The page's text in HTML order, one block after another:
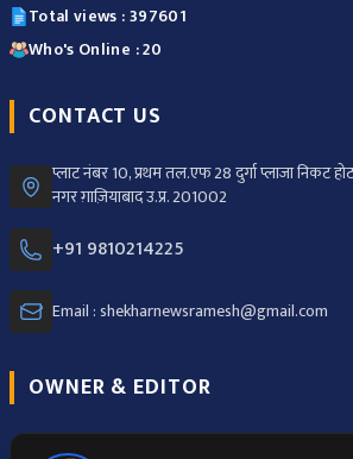
Total views : 397601
Who's Online : 20
CONTACT US
प्लाट नंबर 10, प्रथम तल.एफ 28 दुर्गा प्लाजा निकट
नगर ग़ाज़ियाबाद उ.प्र. 201002
+91 9810214225
Email : shekharnewsramesh@gmail.com
OWNER & EDITOR